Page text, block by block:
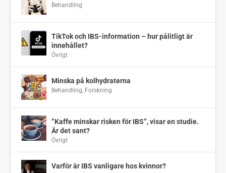
Behandling
TikTok och IBS-information – hur pålitligt är
innehållet?
Övrigt
Minska på kolhydraterna
Behandling Forskning
”Kaffe minskar risken för IBS”, visar en studie.
Är det sant?
Övrigt
Varför är IBS vanligare hos kvinnor?